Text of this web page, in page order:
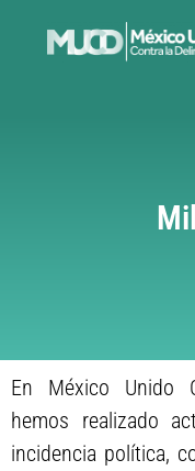
En México Unido
hemos realizado
incidencia política,